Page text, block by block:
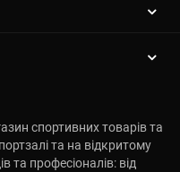
спортивних товарів та
та на відкритому
та професіоналів: від